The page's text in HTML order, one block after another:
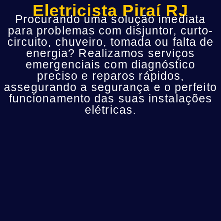
Eletricista Piraí RJ
Procurando uma solução imediata
para problemas com disjuntor, curto-
circuito, chuveiro, tomada ou falta de
energia? Realizamos serviços
emergenciais com diagnóstico
preciso e reparos rápidos,
assegurando a segurança e o perfeito
funcionamento das suas instalações
elétricas.